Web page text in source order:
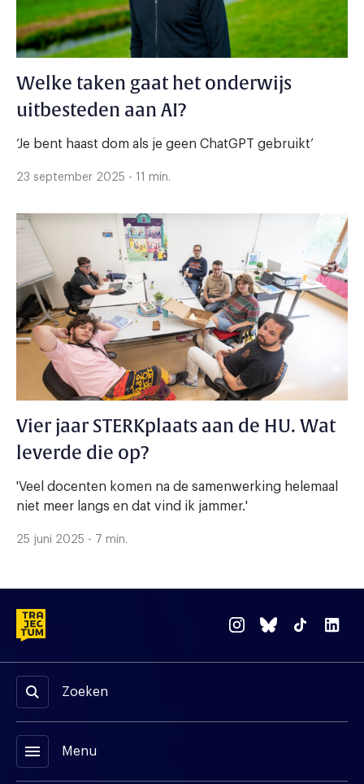
Welke taken gaat het onderwijs
uitbesteden aan AI?
‘Je bent haast dom als je geen ChatGPT gebruikt’
23 september 2025 - 11 min.
Vier jaar STERKplaats aan de HU. Wat
leverde die op?
'Veel docenten komen na de samenwerking helemaal
niet meer langs en dat vind ik jammer.'
25 juni 2025 - 7 min.
Zoeken
menu Menu